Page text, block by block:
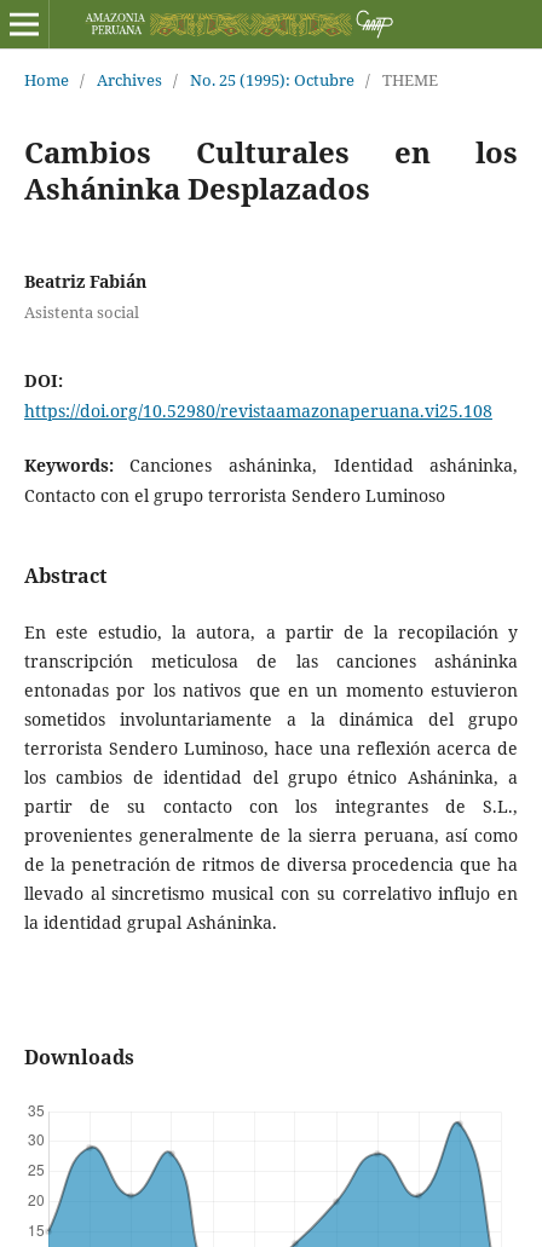
Home / Archives / No. 25 (1995): Octubre / THEME
Cambios Culturales en los
Asháninka Desplazados
Beatriz Fabián
Asistenta social
DOI:
https://doi.org/10.52980/revistaamazonaperuana.vi25.108
Keywords:Canciones asháninka, Identidad asháninka,
Contacto con el grupo terrorista Sendero Luminoso
Abstract
En este estudio, la autora, a partir de la recopilación y
transcripción meticulosa de las canciones asháninka
entonadas por los nativos que en un momento estuvieron
sometidos involuntariamente a la dinámica del grupo
terrorista Sendero Luminoso, hace una reflexión acerca de
los cambios de identidad del grupo étnico Asháninka, a
partir de su contacto con los integrantes de S.L.,
provenientes generalmente de la sierra peruana, así como
de la penetración de ritmos de diversa procedencia que ha
llevado al sincretismo musical con su correlativo influjo en
la identidad grupal Asháninka.
Downloads